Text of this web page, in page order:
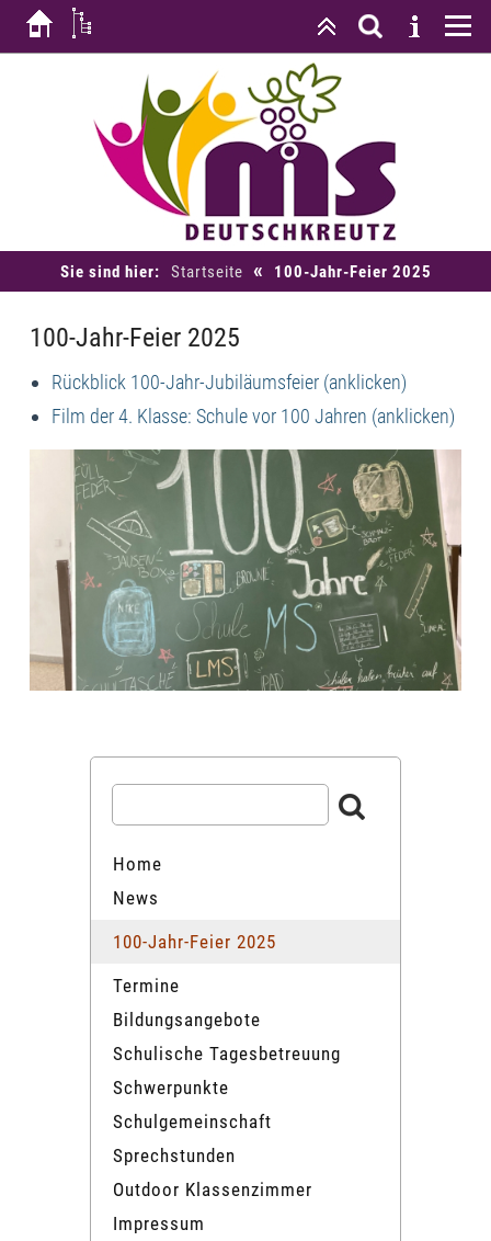
Sie sind hier: Startseite « 100-Jahr-Feier 2025
100-Jahr-Feier 2025
Rückblick 100-Jahr-Jubiläumsfeier (anklicken)
Film der 4. Klasse: Schule vor 100 Jahren (anklicken)
Home
News
100-Jahr-Feier 2025
Termine
Bildungsangebote
Schulische Tagesbetreuung
Schwerpunkte
Schulgemeinschaft
Sprechstunden
Outdoor Klassenzimmer
Impressum